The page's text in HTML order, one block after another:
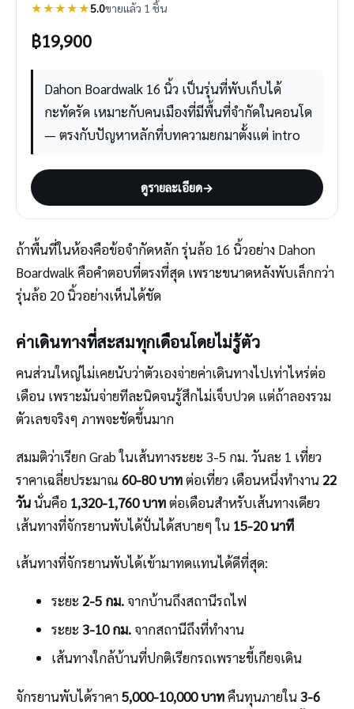
★★★★★5.0ขายแล้ว 1 ชิ้น
฿19,900
Dahon Boardwalk 16 นิ้ว เป็นรุ่นที่พับเก็บได้
กะทัดรัด เหมาะกับคนเมืองที่มีพื้นที่จำกัดในคอนโด
— ตรงกับปัญหาหลักที่บทความยกมาตั้งแต่ intro
ดูรายละเอียด→
ถ้าพื้นที่ในห้องคือข้อจำกัดหลัก รุ่นล้อ 16 นิ้วอย่าง Dahon
Boardwalk คือคำตอบที่ตรงที่สุด เพราะขนาดหลังพับเล็กกว่า
รุ่นล้อ 20 นิ้วอย่างเห็นได้ชัด
ค่าเดินทางที่สะสมทุกเดือนโดยไม่รู้ตัว
คนส่วนใหญ่ไม่เคยนับว่าตัวเองจ่ายค่าเดินทางไปเท่าไหร่ต่อ
เดือน เพราะมันจ่ายทีละนิดจนรู้สึกไม่เจ็บปวด แต่ถ้าลองรวม
ตัวเลขจริงๆ ภาพจะชัดขึ้นมาก
สมมติว่าเรียก Grab ในเส้นทางระยะ 3-5 กม. วันละ 1 เที่ยว
ราคาเฉลี่ยประมาณ 60-80 บาทต่อเที่ยว เดือนหนึ่งทำงาน22
วันนั่นคือ 1,320-1,760 บาทต่อเดือนสำหรับเส้นทางเดียว
เส้นทางที่จักรยานพับได้ปั่นได้สบายๆ ใน 15-20 นาที
เส้นทางที่จักรยานพับได้เข้ามาทดแทนได้ดีที่สุด:
ระยะ 2-5 กม.จากบ้านถึงสถานีรถไฟ
ระยะ 3-10 กม.จากสถานีถึงที่ทำงาน
เส้นทางใกล้บ้านที่ปกติเรียกรถเพราะขี้เกียจเดิน
จักรยานพับได้ราคา5,000-10,000 บาทคืนทุนภายใน 3-6